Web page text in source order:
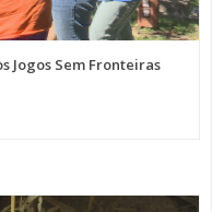
Jogos Sem Fronteiras